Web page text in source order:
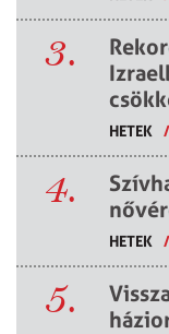
3.
HETEK /
4.
HETEK /
5.